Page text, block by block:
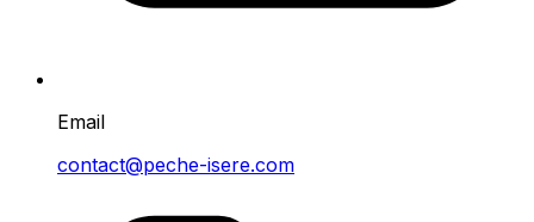
Email
contact@peche-isere.com